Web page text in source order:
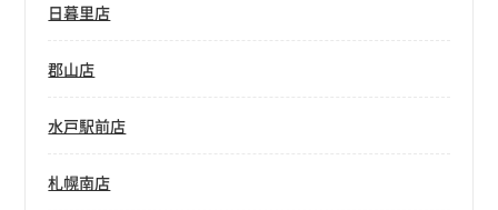
日暮里店
郡山店
水戸駅前店
札幌南店